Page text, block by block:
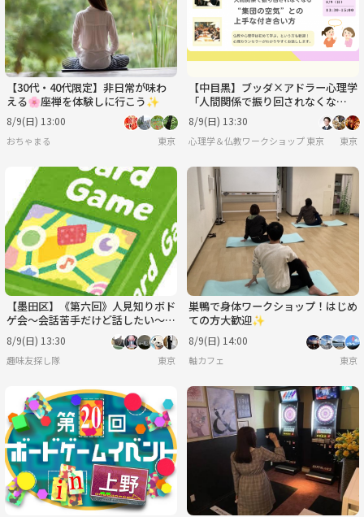
【30代・40代限定】非日常が味わ
える🌸座禅を体験しに行こう✨
8/9(日) 13:00
おちゃまる 東京
【中目黒】ブッダ×アドラー心理学
「人間関係で振り回されなくな
る、“集団の空気”との上手な付き
合い方」ワークショップ-東京
8/9(日) 13:30
心理学＆仏教ワークショップ 東京 東京
【墨田区】《第六回》人見知りボド
ゲ会～会話苦手だけど話したい～
【一人参加・初心者大歓迎】《軽ゲ
ーメイン》
8/9(日) 13:30
趣味友探し隊 東京
巣鴨で身体ワークショップ！はじめ
ての方大歓迎✨
8/9(日) 14:00
軸カフェ 東京